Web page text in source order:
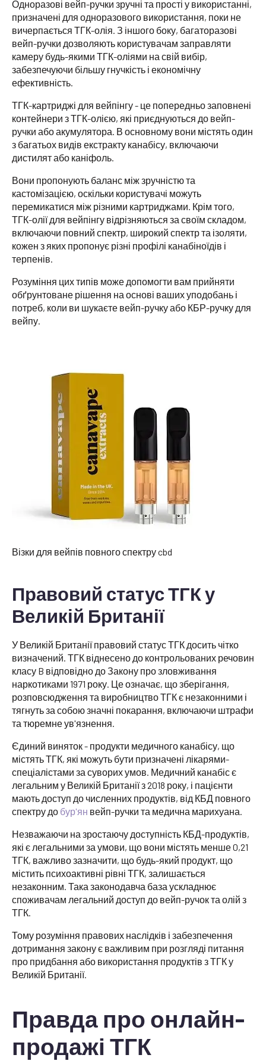
Одноразові вейп-ручки зручні та прості у використанні,
призначені для одноразового використання, поки не
вичерпається ТГК-олія. З іншого боку, багаторазові
вейп-ручки дозволяють користувачам заправляти
камеру будь-якими ТГК-оліями на свій вибір,
забезпечуючи більшу гнучкість і економічну
ефективність.
ТГК-картриджі для вейпінгу - це попередньо заповнені
контейнери з ТГК-олією, які приєднуються до вейп-
ручки або акумулятора. В основному вони містять один
з багатьох видів екстракту канабісу, включаючи
дистилят або каніфоль.
Вони пропонують баланс між зручністю та
кастомізацією, оскільки користувачі можуть
перемикатися між різними картриджами. Крім того,
ТГК-олії для вейпінгу відрізняються за своїм складом,
включаючи повний спектр, широкий спектр та ізоляти,
кожен з яких пропонує різні профілі канабіноїдів і
терпенів.
Розуміння цих типів може допомогти вам прийняти
обґрунтоване рішення на основі ваших уподобань і
потреб, коли ви шукаєте вейп-ручку або КБР-ручку для
вейпу.
Візки для вейпів повного спектру cbd
Правовий статус ТГК у
Великій Британії
У Великій Британії правовий статус ТГК досить чітко
визначений. ТГК віднесено до контрольованих речовин
класу B відповідно до Закону про зловживання
наркотиками 1971 року. Це означає, що зберігання,
розповсюдження та виробництво ТГК є незаконними і
тягнуть за собою значні покарання, включаючи штрафи
та тюремне ув'язнення.
Єдиний виняток - продукти медичного канабісу, що
містять ТГК, які можуть бути призначені лікарями-
спеціалістами за суворих умов. Медичний канабіс є
легальним у Великій Британії з 2018 року, і пацієнти
мають доступ до численних продуктів, від КБД повного
спектру до бур'ян вейп-ручки та медична марихуана.
Незважаючи на зростаючу доступність КБД-продуктів,
які є легальними за умови, що вони містять менше 0,21
ТГК, важливо зазначити, що будь-який продукт, що
містить психоактивні рівні ТГК, залишається
незаконним. Така законодавча база ускладнює
споживачам легальний доступ до вейп-ручок та олій з
ТГК.
Тому розуміння правових наслідків і забезпечення
дотримання закону є важливим при розгляді питання
про придбання або використання продуктів з ТГК у
Великій Британії.
Правда про онлайн-
продажі ТГК